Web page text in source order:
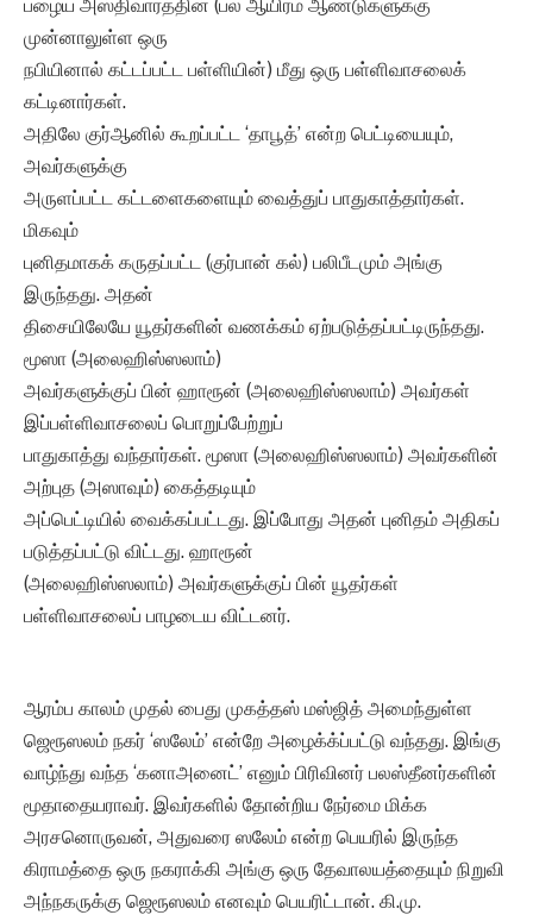
பழைய அஸ்திவாரத்தின் (பல ஆயிரம் ஆண்டுகளுக்கு
முன்னாலுள்ள ஒரு
நபியினால் கட்டப்பட்ட பள்ளியின்) மீது ஒரு பள்ளிவாசலைக்
கட்டினார்கள்.
அதிலே குர்ஆனில் கூறப்பட்ட ‘தாபூத்’ என்ற பெட்டியையும்,
அவர்களுக்கு
அருளப்பட்ட கட்டளைகளையும் வைத்துப் பாதுகாத்தார்கள்.
மிகவும்
புனிதமாகக் கருதப்பட்ட (குர்பான் கல்) பலிபீடமும் அங்கு
இருந்தது. அதன்
திசையிலேயே யூதர்களின் வணக்கம் ஏற்படுத்தப்பட்டிருந்தது.
மூஸா (அலைஹிஸ்ஸலாம்)
அவர்களுக்குப் பின் ஹாரூன் (அலைஹிஸ்ஸலாம்) அவர்கள்
இப்பள்ளிவாசலைப் பொறுப்பேற்றுப்
பாதுகாத்து வந்தார்கள். மூஸா (அலைஹிஸ்ஸலாம்) அவர்களின்
அற்புத (அஸாவும்) கைத்தடியும்
அப்பெட்டியில் வைக்கப்பட்டது. இப்போது அதன் புனிதம் அதிகப்
படுத்தப்பட்டு விட்டது. ஹாரூன்
(அலைஹிஸ்ஸலாம்) அவர்களுக்குப் பின் யூதர்கள்
பள்ளிவாசலைப் பாழடைய விட்டனர்.
ஆரம்ப காலம் முதல் பைது முகத்தஸ் மஸ்ஜித் அமைந்துள்ள
ஜெரூஸலம் நகர் ‘ஸலேம்’ என்றே அழைக்க்ப்பட்டு வந்தது. இங்கு
வாழ்ந்து வந்த ‘கனாஅனைட்’ எனும் பிரிவினர் பலஸ்தீனர்களின்
மூதாதையராவர். இவர்களில் தோன்றிய நேர்மை மிக்க
அரசனொருவன், அதுவரை ஸலேம் என்ற பெயரில் இருந்த
கிராமத்தை ஒரு நகராக்கி அங்கு ஒரு தேவாலயத்தையும் நிறுவி
அந்நகருக்கு ஜெரூஸலம் எனவும் பெயரிட்டான். கி.மு.